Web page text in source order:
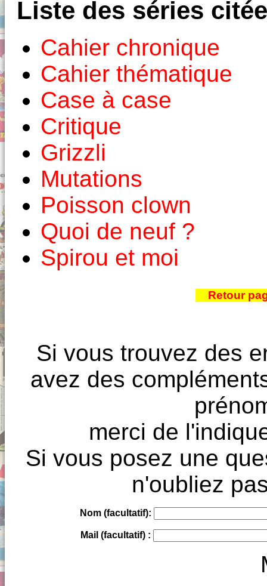
Liste des séries
Cahier chronique
Cahier thématique
Case à case
Critique
Grizzli
Mutations
Poisson clown
Quoi de neuf ?
Spirou et moi
Retour
Si vous trouvez des
avez des
merci de
Si vous posez une
n'oubliez
Nom (facultatif):
Mail (facultatif) :